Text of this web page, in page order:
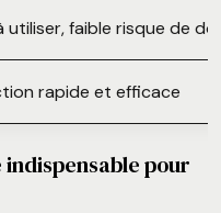
utiliser, faible risque de
rapide et efficace
pour